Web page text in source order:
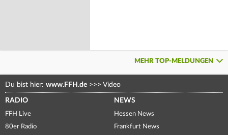
MEHR TOP-MELDUNGEN
Du bist hier: www.FFH.de >>> Video
RADIO
FFH Live
80er Radio
NEWS
Hessen News
Frankfurt News